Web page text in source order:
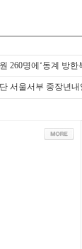
260명에‘동계 방한
서울서부 중장년내